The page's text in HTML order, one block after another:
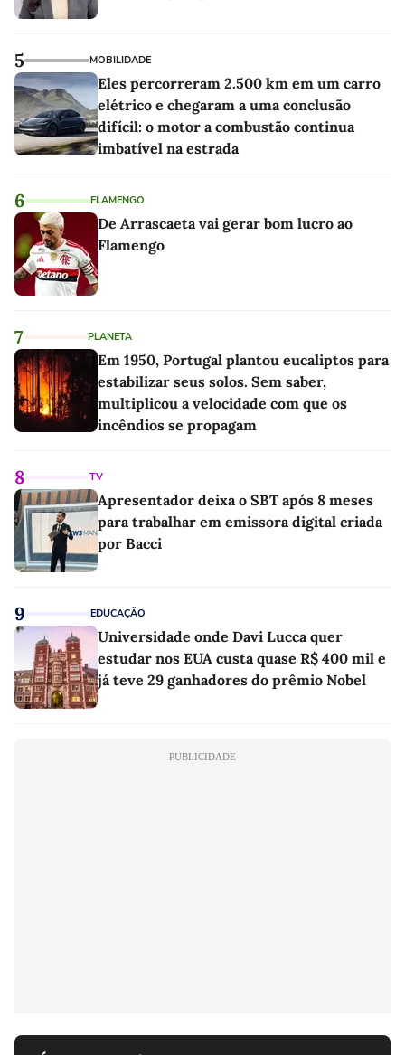
5 MOBILIDADE
Eles percorreram 2.500 km em um carro
elétrico e chegaram a uma conclusão
difícil: o motor a combustão continua
imbatível na estrada
6 FLAMENGO
De Arrascaeta vai gerar bom lucro ao
Flamengo
7 PLANETA
Em 1950, Portugal plantou eucaliptos para
estabilizar seus solos. Sem saber,
multiplicou a velocidade com que os
incêndios se propagam
8 TV
Apresentador deixa o SBT após 8 meses
para trabalhar em emissora digital criada
por Bacci
9 EDUCAÇÃO
Universidade onde Davi Lucca quer
estudar nos EUA custa quase R$ 400 mil e
já teve 29 ganhadores do prêmio Nobel
PUBLICIDADE